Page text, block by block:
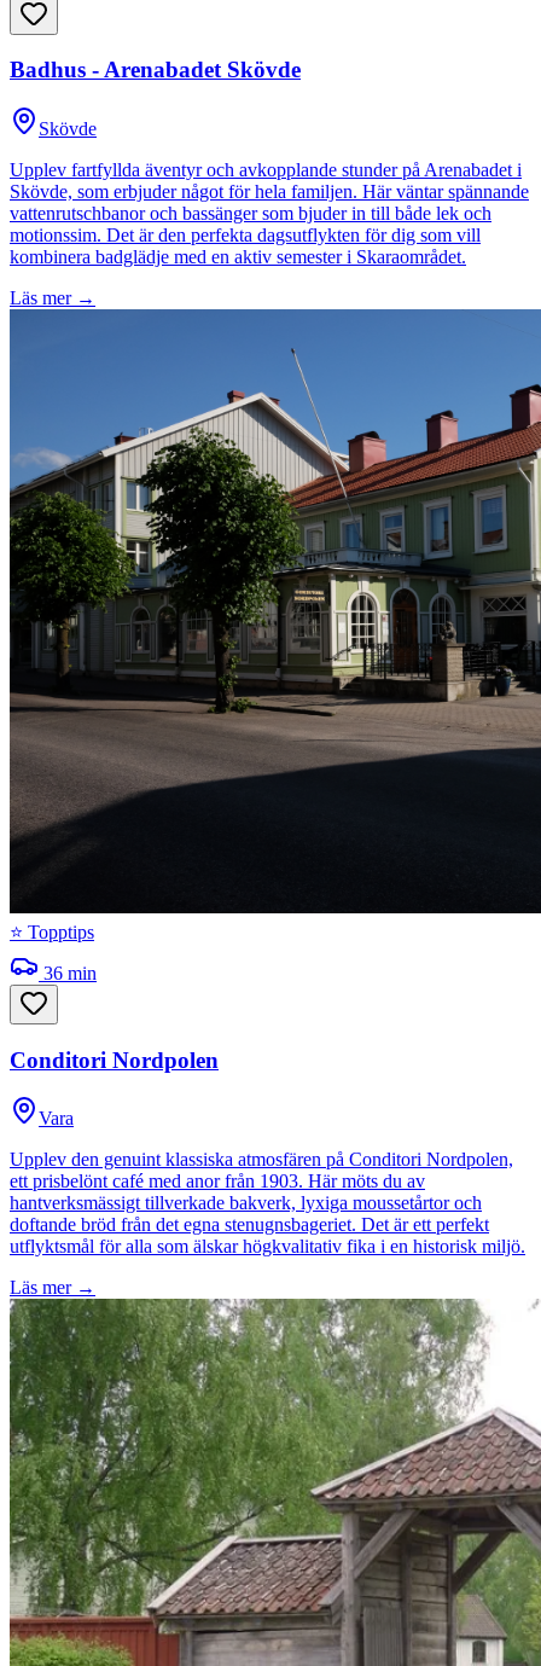
Badhus - Arenabadet Skövde
Skövde
Upplev fartfyllda äventyr och avkopplande stunder på Arenabadet i
Skövde, som erbjuder något för hela familjen. Här väntar spännande
vattenrutschbanor och bassänger som bjuder in till både lek och
motionssim. Det är den perfekta dagsutflykten för dig som vill
kombinera badglädje med en aktiv semester i Skaraområdet.
Läs mer →
⭐ Topptips
36 min
Conditori Nordpolen
Vara
Upplev den genuint klassiska atmosfären på Conditori Nordpolen,
ett prisbelönt café med anor från 1903. Här möts du av
hantverksmässigt tillverkade bakverk, lyxiga moussetårtor och
doftande bröd från det egna stenugnsbageriet. Det är ett perfekt
utflyktsmål för alla som älskar högkvalitativ fika i en historisk miljö.
Läs mer →